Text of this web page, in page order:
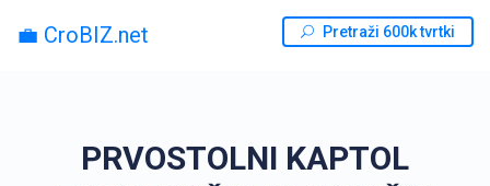
💼 CroBIZ.net Pretraži 600k tvrtki
PRVOSTOLNI KAPTOL